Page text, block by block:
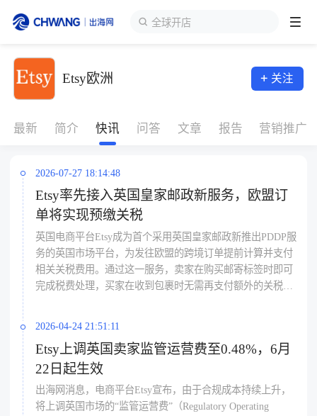
全球开店
跨境展会
跨境报告
出海导航
出海交流群
了解出海网
登录/注册
Etsy欧洲 关注
最新 简介 快讯 问答 文章 报告 营销推广
2026-07-27 18:14:48
Etsy率先接入英国皇家邮政新服务，欧盟订
单将实现预缴关税
英国电商平台Etsy成为首个采用英国皇家邮政新推出PDDP服
务的英国市场平台，为发往欧盟的跨境订单提前计算并支付
相关关税费用。通过这一服务，卖家在购买邮寄标签时即可
完成税费处理，买家在收到包裹时无需再支付额外的关税或
希望通过提前完成税费缴纳，降低跨境交易中的不确定性，
并帮助英国卖家更顺畅地服务欧洲消费者。
2026-04-24 21:51:11
Etsy上调英国卖家监管运营费至0.48%，6月
22日起生效
出海网消息，电商平台Etsy宣布，由于合规成本持续上升，
将上调英国市场的“监管运营费”（Regulatory Operating